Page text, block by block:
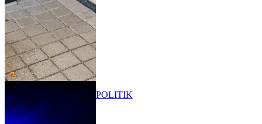
POLITIK